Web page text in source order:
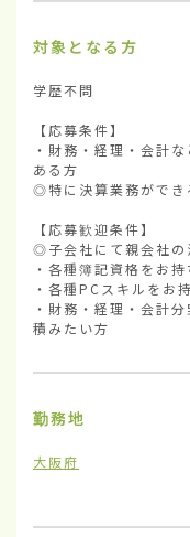
対象となる方
学歴不問
【応募条件】
・財務・経理・会計
ある方
◎特に決算業務ができ
【応募歓迎条件】
◎子会社にて親会社の
・各種簿記資格をお持
・各種PCスキルをお
・財務・経理・会計
積みたい方
勤務地
大阪府